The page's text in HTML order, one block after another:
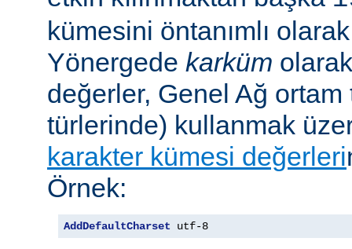
kümesini öntanımlı
Yönergede karküm
değerler, Genel Ağ
türlerinde) kullanmak
karakter kümesi değerleri
Örnek:
AddDefaultCharset utf-8